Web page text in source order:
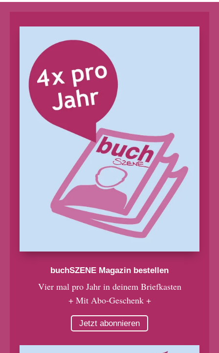
buchSZENE Magazin bestellen
Vier mal pro Jahr in deinem Briefkasten
+ Mit Abo-Geschenk +
Jetzt abonnieren